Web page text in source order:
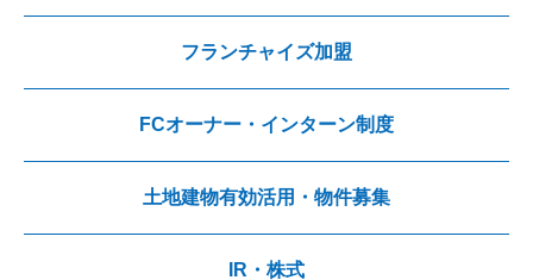
フランチャイズ加盟
FCオーナー・インターン制度
土地建物有効活用・物件募集
IR・株式